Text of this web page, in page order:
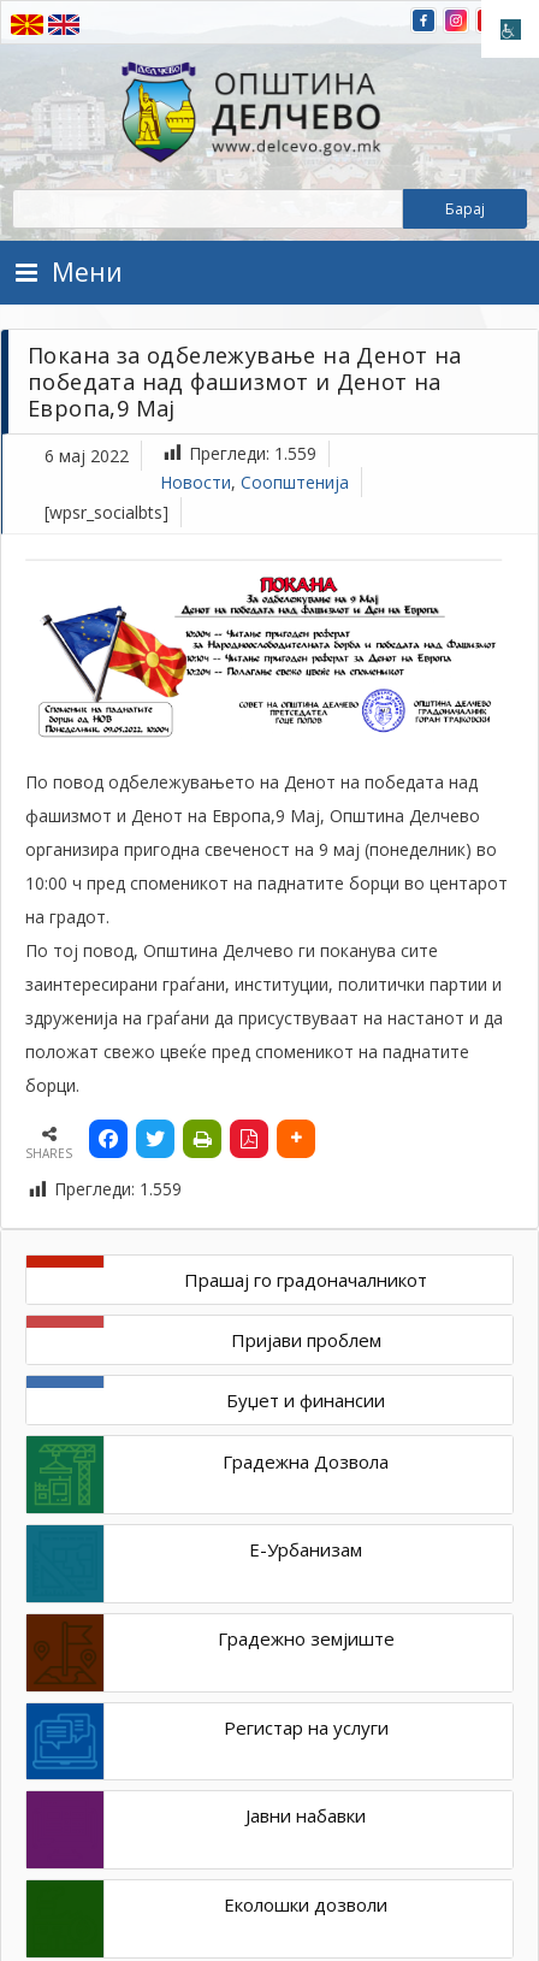
Прескокнете на содржината
Општина Делчево
Општина Делчево
Мени
Покана за одбележување на Денот на
победата над фашизмот и Денот на
Европа,9 Мај
6 мај 2022 Прегледи: 1.559
Новости, Соопштенија
[wpsr_socialbts]
По повод одбележувањето на Денот на победата над
фашизмот и Денот на Европа,9 Мај, Општина Делчево
организира пригодна свеченост на 9 мај (понеделник) во
10:00 ч пред споменикот на паднатите борци во центарот
на градот.
По тој повод, Општина Делчево ги поканува сите
заинтересирани граѓани, институции, политички партии и
здруженија на граѓани да присуствуваат на настанот и да
положат свежо цвеќе пред споменикот на паднатите
борци.
SHARES
Прегледи: 1.559
Прашај го градоначалникот
Пријави проблем
Буџет и финансии
Градежна Дозвола
Е-Урбанизам
Градежно земјиште
Регистар на услуги
Јавни набавки
Еколошки дозволи